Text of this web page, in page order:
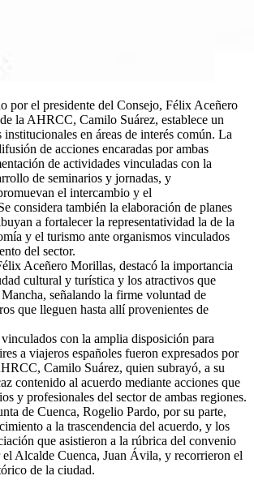
por el presidente del Consejo, Félix Aceñero
la AHRCC, Camilo Suárez, establece un
institucionales en áreas de interés común. La
de acciones encaradas por ambas
de actividades vinculadas con la
de seminarios y jornadas, y
el intercambio y el
considera también la elaboración de planes
a fortalecer la representatividad la de la
y el turismo ante organismos vinculados
del sector.
Aceñero Morillas, destacó la importancia
cultural y turística y los atractivos que
señalando la firme voluntad de
que lleguen hasta allí provenientes de
con la amplia disposición para
a viajeros españoles fueron expresados por
Camilo Suárez, quien subrayó, a su
contenido al acuerdo mediante acciones que
y profesionales del sector de ambas regiones.
de Cuenca, Rogelio Pardo, por su parte,
a la trascendencia del acuerdo, y los
que asistieron a la rúbrica del convenio
Alcalde Cuenca, Juan Ávila, y recorrieron el
de la ciudad.